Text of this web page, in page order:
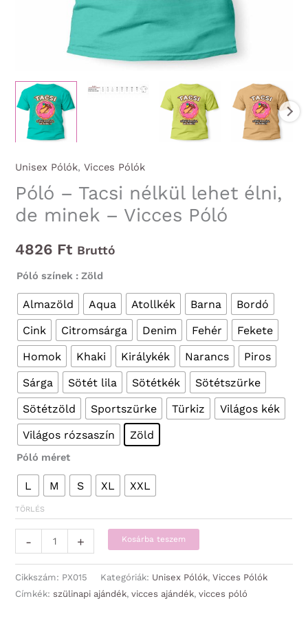
Unisex Pólók,Vicces Pólók
Póló – Tacsi nélkül lehet élni,
de minek – Vicces Póló
4826 Ft Bruttó
Póló színek : Zöld
Almazöld Aqua Atollkék Barna
Bordó
Cink
Citromsárga Denim Fehér
Fekete
Homok
Khaki Királykék Narancs
Piros
Sárga
Sötét lila Sötétkék
Sötétszürke
Sötétzöld
Sportszürke Türkiz
Világos kék
Világos rózsaszín
Zöld
Póló méret
L M S XL XXL
TÖRLÉS
-
-
Tacsi
nélkül
+ Kosárba teszem
Cikkszám: PX015 Kategóriák: Unisex Pólók,Vicces Pólók
Címkék:szülinapi ajándék,vicces ajándék,vicces póló